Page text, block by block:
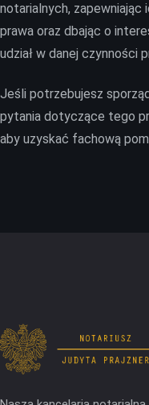
notarialnych, zapewniając
prawa oraz dbając o
udział w danej czynności
Jeśli potrzebujesz
pytania dotyczące tego
aby uzyskać fachową